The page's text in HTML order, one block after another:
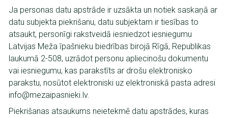
Ja personas datu apstrāde ir uzsākta un notiek saskaņā ar
datu subjekta piekrišanu, datu subjektam ir tiesības to
atsaukt, personīgi rakstveidā iesniedzot iesniegumu
Latvijas Meža īpašnieku biedrības birojā Rīgā, Republikas
laukumā 2-508, uzrādot personu apliecinošu dokumentu
vai iesniegumu, kas parakstīts ar drošu elektronisko
parakstu, nosūtot elektroniski uz elektroniskā pasta adresi
info@mezaipasnieki.lv.
Piekrišanas atsaukums neietekmē datu apstrādes, kuras